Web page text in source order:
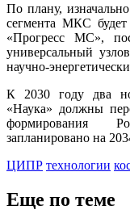
По плану,
сегмента МКС будет
«Прогресс МС»,
универсальный
научно-
К 2030 году два
«Наука» должны
формирования
запланировано на
ЦИПР технологии
Еще по теме